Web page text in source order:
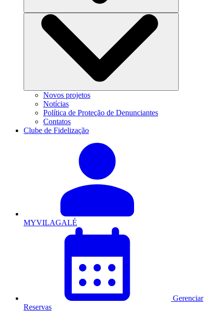
Novos projetos
Notícias
Política de Proteção de Denunciantes
Contatos
Clube de Fidelização
MYVILAGALÉ
Gerenciar
Reservas